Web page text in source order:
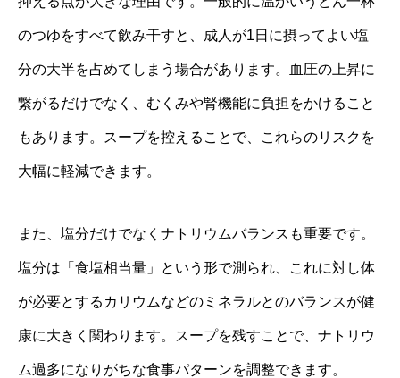
のつゆをすべて飲み干すと、成人が1日に摂ってよい塩
分の大半を占めてしまう場合があります。血圧の上昇に
繋がるだけでなく、むくみや腎機能に負担をかけること
もあります。スープを控えることで、これらのリスクを
大幅に軽減できます。
また、塩分だけでなくナトリウムバランスも重要です。
塩分は「食塩相当量」という形で測られ、これに対し体
が必要とするカリウムなどのミネラルとのバランスが健
康に大きく関わります。スープを残すことで、ナトリウ
ム過多になりがちな食事パターンを調整できます。